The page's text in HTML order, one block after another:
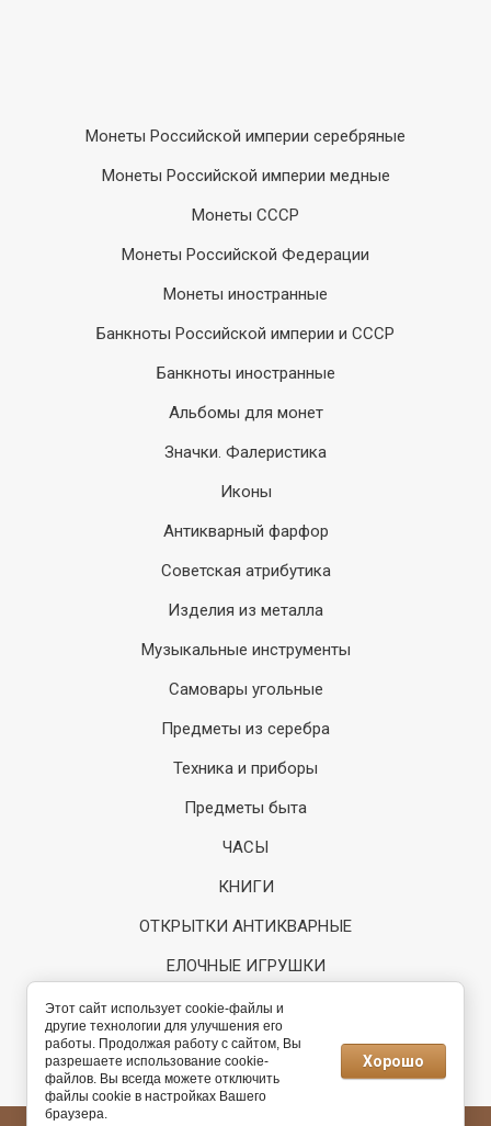
Монеты Российской империи серебряные
Монеты Российской империи медные
Монеты СССР
Монеты Российской Федерации
Монеты иностранные
Банкноты Российской империи и СССР
Банкноты иностранные
Альбомы для монет
Значки. Фалеристика
Иконы
Антикварный фарфор
Советская атрибутика
Изделия из металла
Музыкальные инструменты
Самовары угольные
Предметы из серебра
Техника и приборы
Предметы быта
ЧАСЫ
КНИГИ
ОТКРЫТКИ АНТИКВАРНЫЕ
ЕЛОЧНЫЕ ИГРУШКИ
Регистрация
Разработка интернет-
магазина
Этот сайт использует cookie-файлы и
другие технологии для улучшения его
работы. Продолжая работу с сайтом, Вы
разрешаете использование cookie-
файлов. Вы всегда можете отключить
файлы cookie в настройках Вашего
браузера.
Хорошо